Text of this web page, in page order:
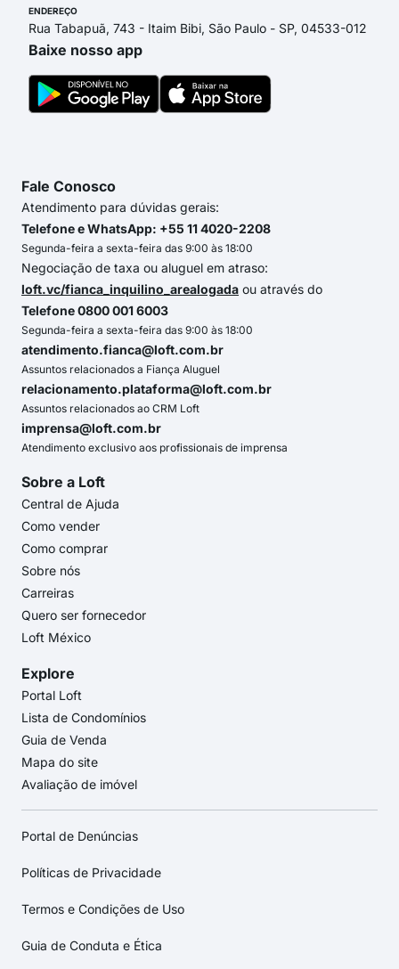
ENDEREÇO
Rua Tabapuã, 743 - Itaim Bibi, São Paulo - SP, 04533-012
Baixe nosso app
Fale Conosco
Atendimento para dúvidas gerais:
Telefone e WhatsApp: +55 11 4020-2208
Segunda-feira a sexta-feira das 9:00 às 18:00
Negociação de taxa ou aluguel em atraso:
loft.vc/fianca_inquilino_arealogada ou através do
Telefone 0800 001 6003
Segunda-feira a sexta-feira das 9:00 às 18:00
atendimento.fianca@loft.com.br
Assuntos relacionados a Fiança Aluguel
relacionamento.plataforma@loft.com.br
Assuntos relacionados ao CRM Loft
imprensa@loft.com.br
Atendimento exclusivo aos profissionais de imprensa
Sobre a Loft
Central de Ajuda
Como vender
Como comprar
Sobre nós
Carreiras
Quero ser fornecedor
Loft México
Explore
Portal Loft
Lista de Condomínios
Guia de Venda
Mapa do site
Avaliação de imóvel
Portal de Denúncias
Políticas de Privacidade
Termos e Condições de Uso
Guia de Conduta e Ética